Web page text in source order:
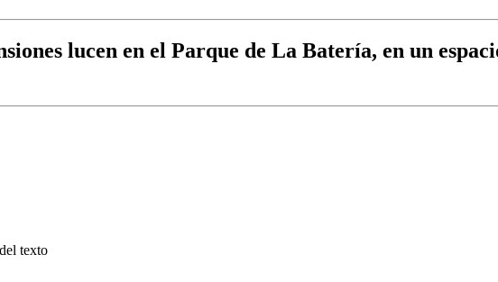
lucen en el Parque de La Batería, en un